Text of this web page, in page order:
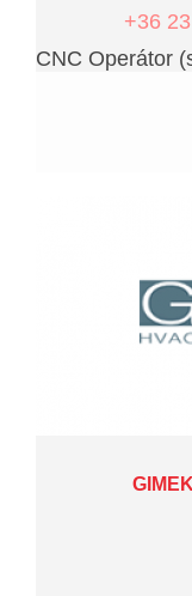
+36
CNC Operátor